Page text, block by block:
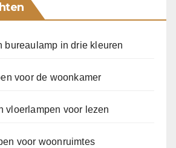
bureaulamp in drie kleuren
voor de woonkamer
vloerlampen voor lezen
voor woonruimtes